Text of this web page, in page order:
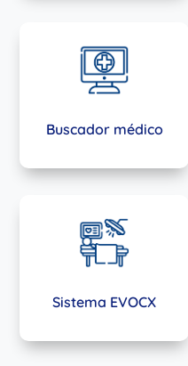
Buscador médico
Sistema EVOCX